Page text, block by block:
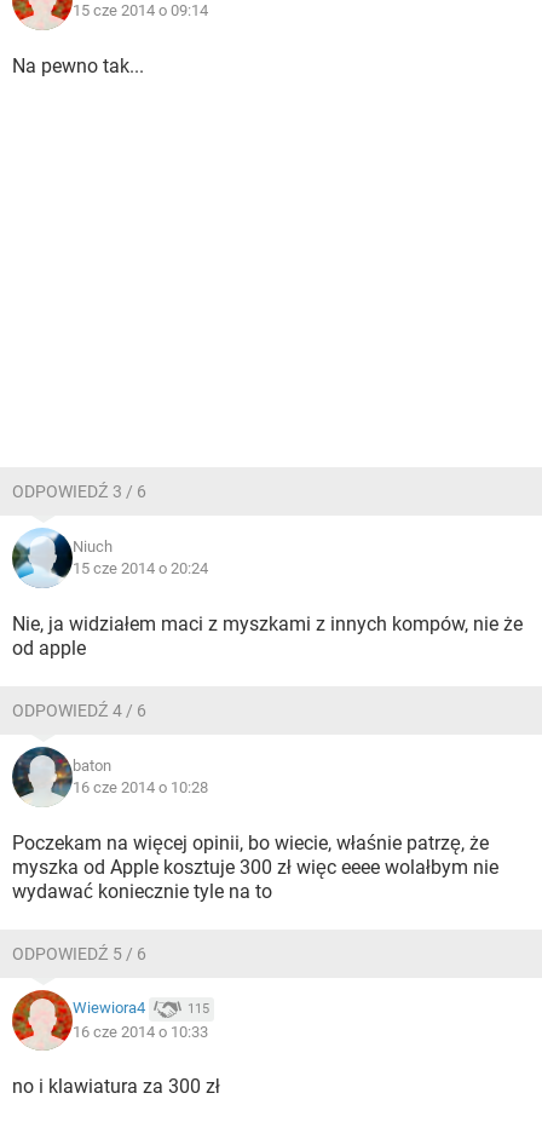
15 cze 2014 o 09:14
Na pewno tak...
ODPOWIEDŹ 3 / 6
Niuch
15 cze 2014 o 20:24
Nie, ja widziałem maci z myszkami z innych kompów, nie że
od apple
ODPOWIEDŹ 4 / 6
baton
16 cze 2014 o 10:28
Poczekam na więcej opinii, bo wiecie, właśnie patrzę, że
myszka od Apple kosztuje 300 zł więc eeee wolałbym nie
wydawać koniecznie tyle na to
ODPOWIEDŹ 5 / 6
Wiewiora4 115
16 cze 2014 o 10:33
no i klawiatura za 300 zł